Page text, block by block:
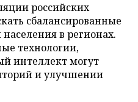
российских
сбалансированные
в регионах.
технологии,
интеллект могут
и улучшении